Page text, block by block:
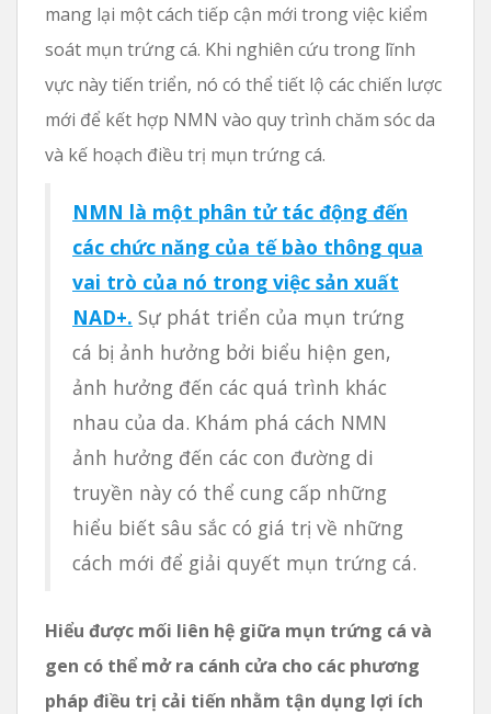
mang lại một cách tiếp cận mới trong việc kiểm
soát mụn trứng cá. Khi nghiên cứu trong lĩnh
vực này tiến triển, nó có thể tiết lộ các chiến lược
mới để kết hợp NMN vào quy trình chăm sóc da
và kế hoạch điều trị mụn trứng cá.
NMN là một phân tử tác động đến
các chức năng của tế bào thông qua
vai trò của nó trong việc sản xuất
NAD+. Sự phát triển của mụn trứng
cá bị ảnh hưởng bởi biểu hiện gen,
ảnh hưởng đến các quá trình khác
nhau của da. Khám phá cách NMN
ảnh hưởng đến các con đường di
truyền này có thể cung cấp những
hiểu biết sâu sắc có giá trị về những
cách mới để giải quyết mụn trứng cá.
Hiểu được mối liên hệ giữa mụn trứng cá và
gen có thể mở ra cánh cửa cho các phương
pháp điều trị cải tiến nhằm tận dụng lợi ích